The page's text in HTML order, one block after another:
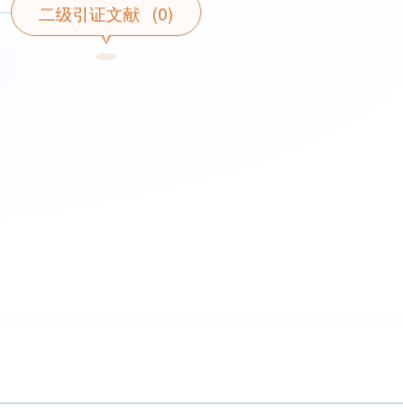
二级引证文献 (0)